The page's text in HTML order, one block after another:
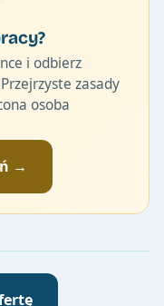
i odbierz
zasady
osoba
→